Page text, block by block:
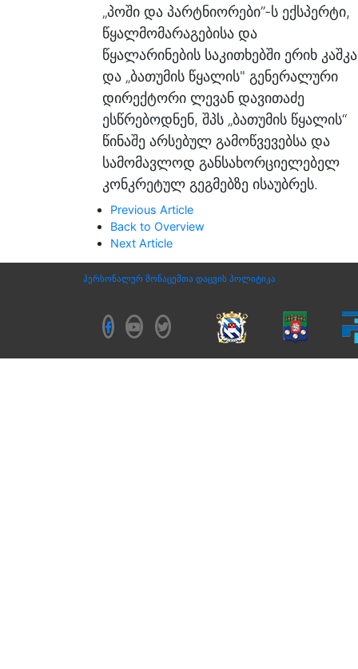
„პოში და პარტნიორები”-ს ექსპერტი,
წყალმომარაგებისა და
წყალარინების საკითხებში ერიხ კაშკა
და „ბათუმის წყალის" გენერალური
დირექტორი ლევან დავითაძე
ესწრებოდნენ, შპს „ბათუმის წყალის“
წინაშე არსებულ გამოწვევებსა და
სამომავლოდ განსახორციელებელ
კონკრეტულ გეგმებზე ისაუბრეს.
Previous Article
Back to Overview
Next Article
პერსონალურ მონაცემთა დაცვის პოლიტიკა